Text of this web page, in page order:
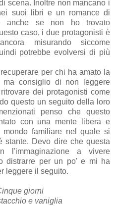
scena. Inoltre non mancano i
suoi libri e un romance di
anche se non ho trovato
caso, i due protagonisti è
misurando siccome
potrebbe evolversi di più
per chi ha amato la
consiglio di non leggere
dei protagonisti come
questo un seguito della loro
penso che questo
con una mente libera e
mondo familiare nel quale si
stante. Devo dire che questa
l'immaginazione a vivere
distrarre per un po' e mi ha
leggere il seguito.
giorni
e vaniglia